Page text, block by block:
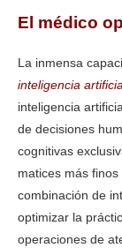
El médico
La inmensa
inteligencia
inteligencia
de decisiones
cognitivas
matices más
combinación de
optimizar la
operaciones de